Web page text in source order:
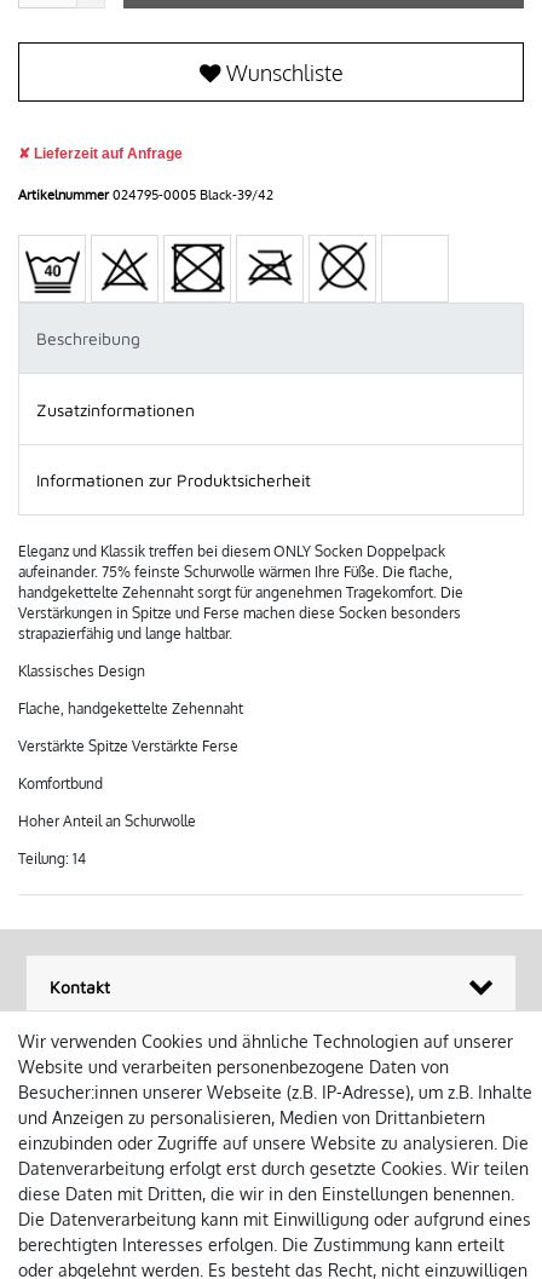
Wunschliste
Lieferzeit auf Anfrage
Artikelnummer024795-0005 Black-39/42
Beschreibung
Zusatzinformationen
Informationen zur Produktsicherheit
Eleganz und Klassik treffen bei diesem ONLY Socken Doppelpack
aufeinander. 75% feinste Schurwolle wärmen Ihre Füße. Die flache,
handgekettelte Zehennaht sorgt für angenehmen Tragekomfort. Die
Verstärkungen in Spitze und Ferse machen diese Socken besonders
strapazierfähig und lange haltbar.
Klassisches Design
Flache, handgekettelte Zehennaht
Verstärkte Spitze Verstärkte Ferse
Komfortbund
Hoher Anteil an Schurwolle
Teilung: 14
Kontakt
Öffnungszeiten
Informationen
Impressum Datenschutz Widerruf AGB Versandarten
Wir verwenden Cookies und ähnliche Technologien auf unserer
Website und verarbeiten personenbezogene Daten von
Besucher:innen unserer Webseite (z.B. IP-Adresse), um z.B. Inhalte
und Anzeigen zu personalisieren, Medien von Drittanbietern
einzubinden oder Zugriffe auf unsere Website zu analysieren. Die
Datenverarbeitung erfolgt erst durch gesetzte Cookies. Wir teilen
diese Daten mit Dritten, die wir in den Einstellungen benennen.
Die Datenverarbeitung kann mit Einwilligung oder aufgrund eines
berechtigten Interesses erfolgen. Die Zustimmung kann erteilt
oder abgelehnt werden. Es besteht das Recht, nicht einzuwilligen